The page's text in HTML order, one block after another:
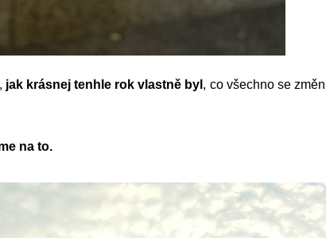
jak krásnej tenhle rok vlastně byl , co všechno se
na to.